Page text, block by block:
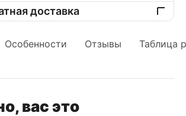
доставка
Особенности Отзывы Таблица
вас это